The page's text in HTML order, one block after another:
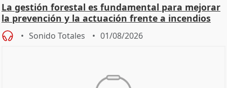
La gestión forestal es fundamental para mejorar
la prevención y la actuación frente a incendios
Sonido Totales 01/08/2026